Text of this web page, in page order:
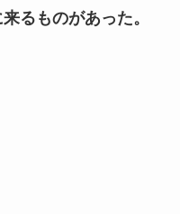
るものがあった。